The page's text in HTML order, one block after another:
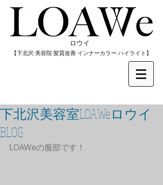
​ロウイ
​【下北沢/美容院/髪質改善/インナーカラー/​ハイライト】
下北沢美容室LOAWeロウイ
BLOG
LOAWeの服部です！